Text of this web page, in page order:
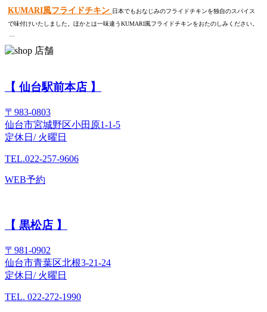
KUMARI風フライドチキン 日本でもおなじみのフライドチキンを独自のスパイス
で味付けいたしました。ほかとは一味違うKUMARI風フライドチキンをおたのしみください。
【 仙台駅前本店 】
〒983-0803
仙台市宮城野区小田原1-1-5
定休日/ 火曜日
TEL.022-257-9606
WEB予約
【 黒松店 】
〒981-0902
仙台市青葉区北根3-21-24
定休日/ 火曜日
TEL. 022-272-1990